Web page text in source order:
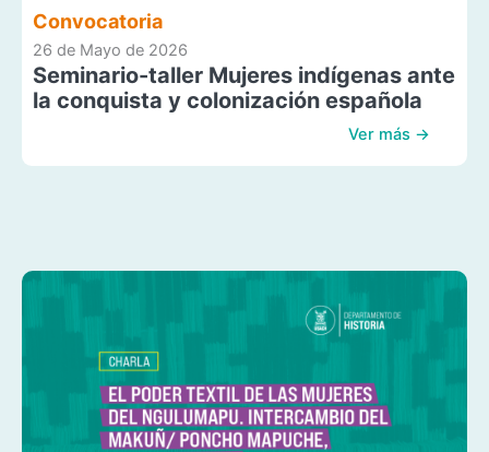
Convocatoria
26 de Mayo de 2026
Seminario-taller Mujeres indígenas ante
la conquista y colonización española
Ver más →